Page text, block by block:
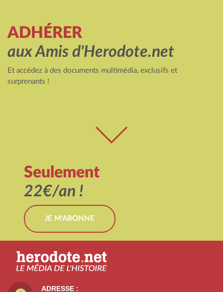
ADHÉRER
aux Amis d'Herodote.net
Et accédez à des documents multimédia, exclusifs et
surprenants !
Seulement
22€/an !
JE M'ABONNE
ADRESSE :